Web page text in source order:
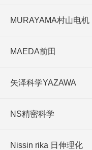
MURAYAMA村山电机
MAEDA前田
矢泽科学YAZAWA
NS精密科学
Nissin rika 日伸理化